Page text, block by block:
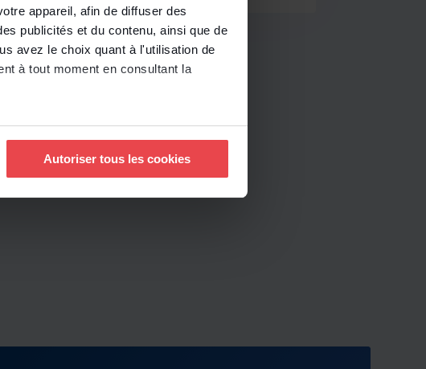
appareil, afin de diffuser des
publicités et du contenu, ainsi que de
avez le choix quant à l'utilisation de
à tout moment en consultant la
spécifiques (empreintes
Autoriser tous les cookies